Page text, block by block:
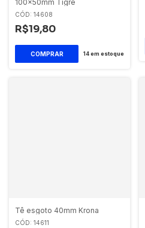
100x50mm Tigre
CÓD: 14608
R$19,80
14em estoque
Tê esgoto 40mm Krona
CÓD: 14611